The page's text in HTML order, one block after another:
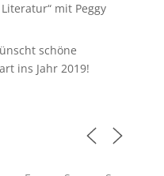
mit Peggy
schöne
ins Jahr 2019!